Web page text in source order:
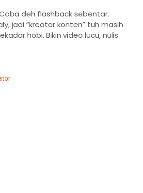
deh flashback sebentar.
jadi “kreator konten” tuh masih
hobi. Bikin video lucu, nulis